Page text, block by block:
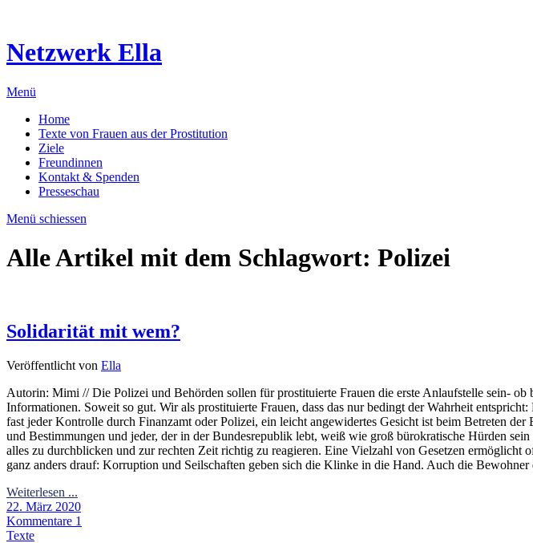
Netzwerk Ella
Menü
Home
Texte von Frauen aus der Prostitution
Ziele
Freundinnen
Kontakt & Spenden
Presseschau
Menü schiessen
Alle Artikel mit dem Schlagwort: Polizei
Solidarität mit wem?
Veröffentlicht von Ella
Autorin: Mimi // Die Polizei und Behörden sollen für prostituierte Frauen die erste Anlaufstelle sein- ob
Informationen. Soweit so gut. Wir als prostituierte Frauen, dass das nur bedingt der Wahrheit
fast jeder Kontrolle durch Finanzamt oder Polizei, ein leicht angewidertes Gesicht ist beim Betreten
und Bestimmungen und jeder, der in der Bundesrepublik lebt, weiß wie groß bürokratische Hürden
alles zu durchblicken und zur rechten Zeit richtig zu reagieren. Eine Vielzahl von Gesetzen
ganz anders drauf: Korruption und Seilschaften geben sich die Klinke in die Hand. Auch die
Weiterlesen ...
22. März 2020
Kommentare 1
Texte